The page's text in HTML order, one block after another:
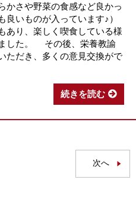
かさや野菜の食感など良かっ
いものが入っています♪）
り、楽しく喫食している様
した。 その後、栄養教諭
ただき、多くの意見交換がで
続きを読む
次へ